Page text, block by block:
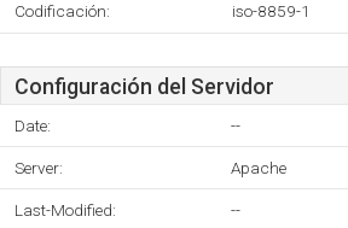
Codificación: iso-8859-1
Configuración del Servidor
Date: --
Server: Apache
Last-Modified: --